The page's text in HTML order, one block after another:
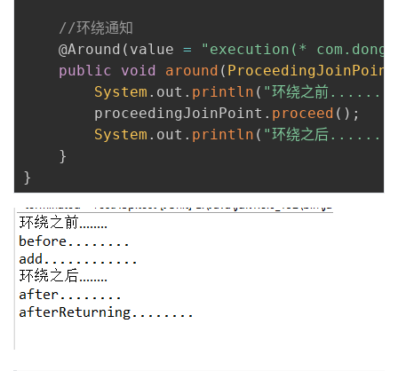
//环绕通知
@Around ( value =
"execution(*
public
void around ( ProceedingJoinPoint
System . out . println ( "环绕之前
		proceedingJoinPoint
. proceed ( ) ;
System . out . println ( "环绕之后
}
}